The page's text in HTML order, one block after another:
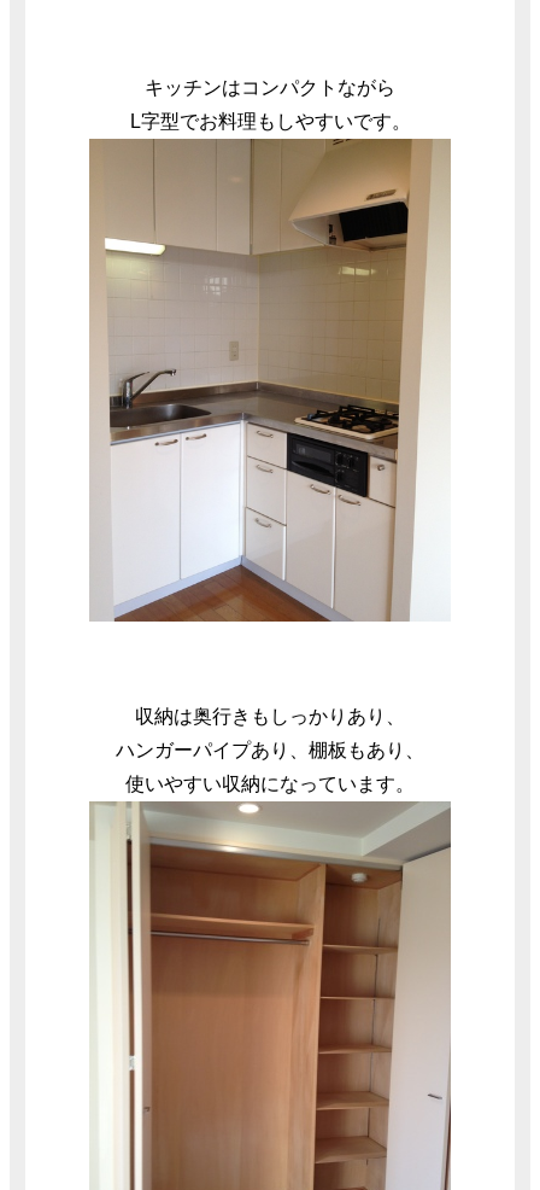
キッチンはコンパクトながら
L字型でお料理もしやすいです。
収納は奥行きもしっかりあり、
ハンガーパイプあり、棚板もあり、
使いやすい収納になっています。